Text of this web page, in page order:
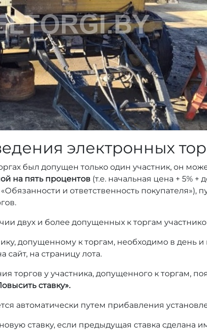
электронных
был допущен только один участник, он
на пять процентов (т.е. начальная цена + 5%
и ответственность
двух и более допущенных к торгам
допущенному к торгам, необходимо в день
на страницу лота.
торгов у участника, допущенного к торгам,
ставку».
автоматически путем прибавления
ставку, если предыдущая ставка сделана